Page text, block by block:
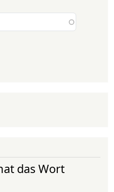
das Wort